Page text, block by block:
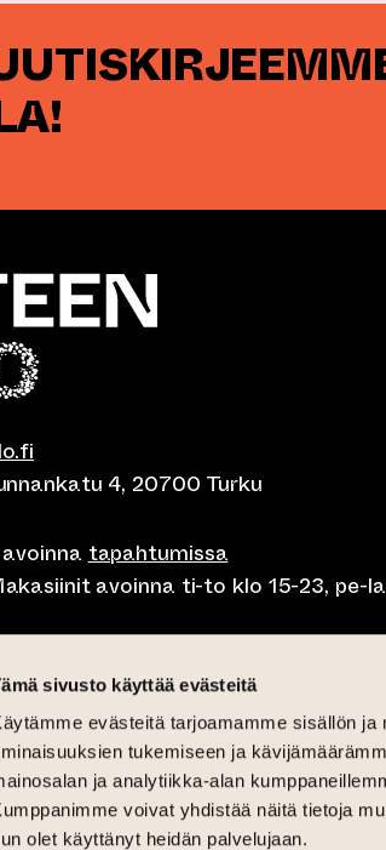
sivusto käyttää evästeitä
evästeitä tarjoamamme sisällön
tukemiseen ja
ja analytiikka-alan
voivat yhdistää näitä tietoja
olet käyttänyt heidän palvelujaan.
4, 20700 Turku
tapahtumissa
avoinna ti-to klo 15-23, pe-
su-ma klo 10-20, ti-to klo 10-23, pe-
talo ma-pe lounas klo 10.30-15, la
klo 11-15
ti-su 12-18